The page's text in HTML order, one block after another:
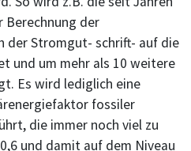
Berechnung der
der Stromgut- schrift- auf die
und um mehr als 10 weitere
Es wird lediglich eine
fossiler
die immer noch viel zu
und damit auf dem Niveau